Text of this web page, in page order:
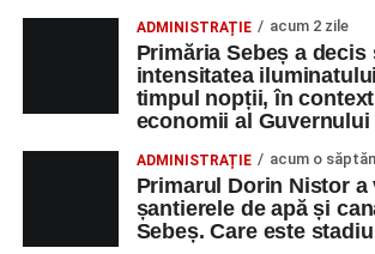
Adaugă-ne ca sursă
Urmărește-ne pe Google
Ultimele știri din Sebeș
ADMINISTRAȚIE acum 2 zile
Primăria Sebeș a decis
intensitatea
timpul nopții, în
economii al
ADMINISTRAȚIE acum o
Primarul Dorin Nistor a
șantierele de apă și
Sebeș. Care este